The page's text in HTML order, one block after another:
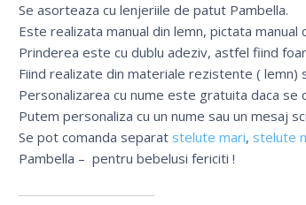
Se asorteaza cu lenjeriile de patut Pambella.
Este realizata manual din lemn, pictata
Prinderea este cu dublu adeziv, astfel fiind
Fiind realizate din materiale rezistente (
Personalizarea cu nume este gratuita daca se
Putem personaliza cu un nume sau un mesaj
Se pot comanda separat stelute mari, stelute
Pambella – pentru bebelusi fericiti !